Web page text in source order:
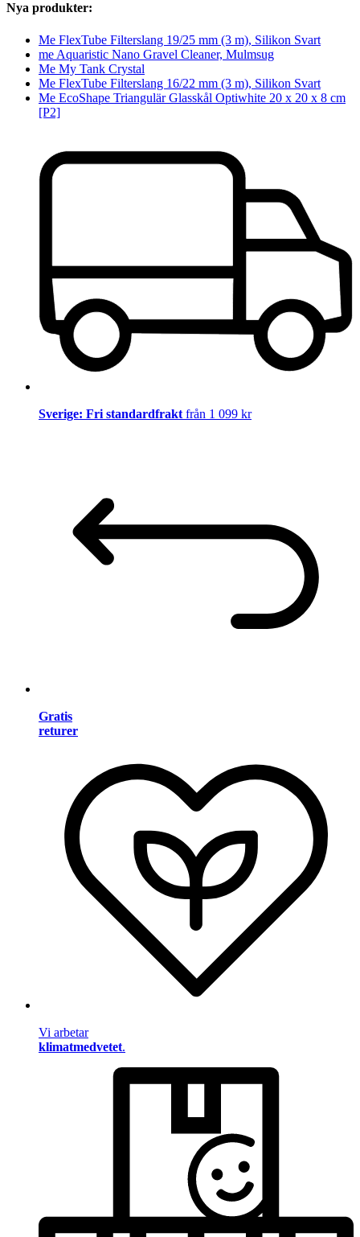
Nya produkter:
Me FlexTube Filterslang 19/25 mm (3 m), Silikon Svart
me Aquaristic Nano Gravel Cleaner, Mulmsug
Me My Tank Crystal
Me FlexTube Filterslang 16/22 mm (3 m), Silikon Svart
Me EcoShape Triangulär Glasskål Optiwhite 20 x 20 x 8 cm
[P2]
Sverige: Fri standardfrakt från 1 099 kr
Gratis
returer
Vi arbetar
klimatmedvetet.